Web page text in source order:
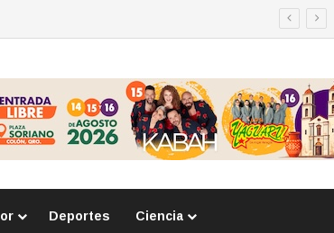
Deportes Ciencia